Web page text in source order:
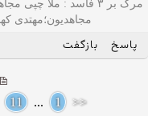
مجاهدیون؛مهتدی
پاسخ بازگفت
<<
1
...
11